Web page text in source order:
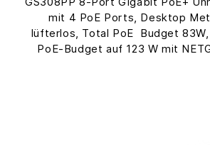
mit 4 PoE Ports, Desktop
lüfterlos, Total PoE Budget
PoE-Budget auf 123 W mit